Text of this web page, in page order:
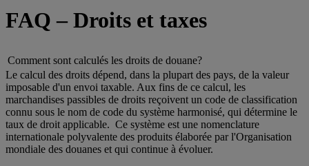
FAQ – Droits et taxes
Comment sont calculés les droits de douane?
Le calcul des droits dépend, dans la plupart des pays, de la valeur
imposable d'un envoi taxable. Aux fins de ce calcul, les
marchandises passibles de droits reçoivent un code de classification
connu sous le nom de code du système harmonisé, qui détermine le
taux de droit applicable. Ce système est une nomenclature
internationale polyvalente des produits élaborée par l'Organisation
mondiale des douanes et qui continue à évoluer.